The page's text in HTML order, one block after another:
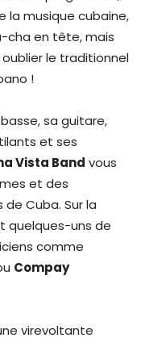
la musique cubaine,
cha en tête, mais
le traditionnel
!
sa guitare,
et ses
Vista Band vous
et des
Cuba. Sur la
quelques-uns de
comme
Compay
virevoltante